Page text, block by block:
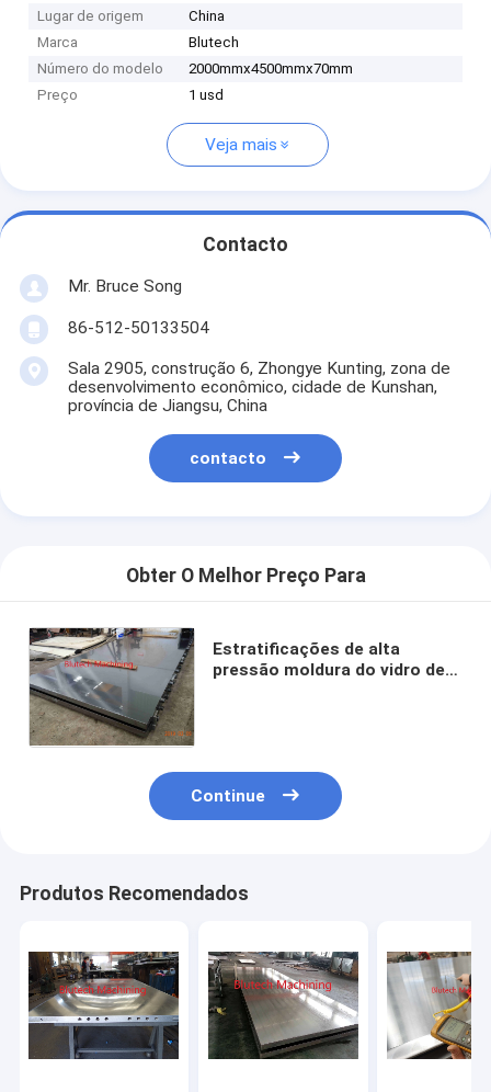
Lugar de origem
China
Marca
Blutech
Número do modelo
2000mmx4500mmx70mm
Preço
1 usd
Veja mais
Contacto
Mr. Bruce Song
86-512-50133504
Sala 2905, construção 6, Zhongye Kunting, zona de
desenvolvimento econômico, cidade de Kunshan,
província de Jiangsu, China
contacto
Obter O Melhor Preço Para
Estratificações de alta
pressão moldura do vidro de
Continue
Produtos Recomendados